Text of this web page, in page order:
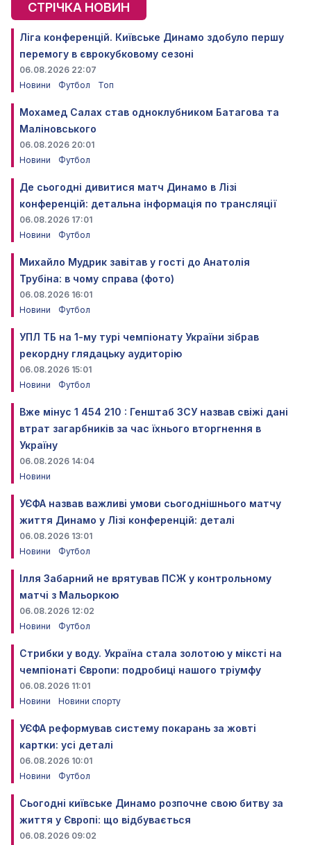
СТРІЧКА НОВИН
Ліга конференцій. Київське Динамо здобуло першу
перемогу в єврокубковому сезоні
06.08.2026 22:07
Новини
Футбол Топ
Мохамед Салах став одноклубником Батагова та
Маліновського
06.08.2026 20:01
Новини
Футбол
Де сьогодні дивитися матч Динамо в Лізі
конференцій: детальна інформація по трансляції
06.08.2026 17:01
Новини
Футбол
Михайло Мудрик завітав у гості до Анатолія
Трубіна: в чому справа (фото)
06.08.2026 16:01
Новини
Футбол
УПЛ ТБ на 1-му турі чемпіонату України зібрав
рекордну глядацьку аудиторію
06.08.2026 15:01
Новини
Футбол
Вже мінус 1 454 210 : Генштаб ЗСУ назвав свіжі дані
втрат загарбників за час їхнього вторгнення в
Україну
06.08.2026 14:04
Новини
УЄФА назвав важливі умови сьогоднішнього матчу
життя Динамо у Лізі конференцій: деталі
06.08.2026 13:01
Новини
Футбол
Ілля Забарний не врятував ПСЖ у контрольному
матчі з Мальоркою
06.08.2026 12:02
Новини
Футбол
Стрибки у воду. Україна стала золотою у міксті на
чемпіонаті Європи: подробиці нашого тріумфу
06.08.2026 11:01
Новини
Новини спорту
УЄФА реформував систему покарань за жовті
картки: усі деталі
06.08.2026 10:01
Новини
Футбол
Сьогодні київське Динамо розпочне свою битву за
життя у Європі: що відбувається
06.08.2026 09:02